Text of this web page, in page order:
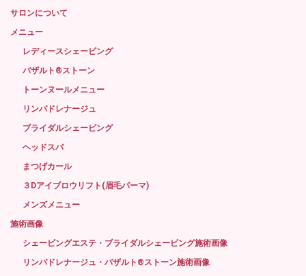
サロンについて
メニュー
レディースシェービング
バザルト®ストーン
トーンヌールメニュー
リンパドレナージュ
ブライダルシェービング
ヘッドスパ
まつげカール
３Dアイブロウリフト(眉毛パーマ)
メンズメニュー
施術画像
シェービングエステ・ブライダルシェービング施術画像
リンパドレナージュ・バザルト®ストーン施術画像